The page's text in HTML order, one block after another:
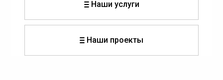
Наши услуги
Наши проекты